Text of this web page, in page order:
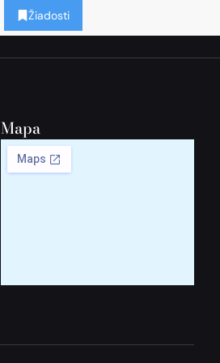
Žiadosti
Mapa